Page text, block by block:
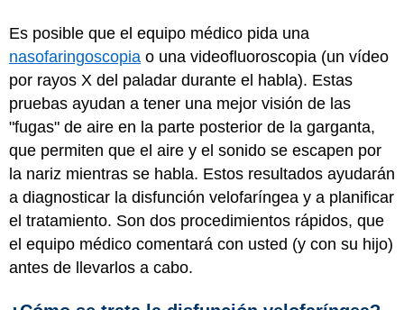
Es posible que el equipo médico pida una
nasofaringoscopia o una videofluoroscopia (un vídeo
por rayos X del paladar durante el habla). Estas
pruebas ayudan a tener una mejor visión de las
"fugas" de aire en la parte posterior de la garganta,
que permiten que el aire y el sonido se escapen por
la nariz mientras se habla. Estos resultados ayudarán
a diagnosticar la disfunción velofaríngea y a planificar
el tratamiento. Son dos procedimientos rápidos, que
el equipo médico comentará con usted (y con su hijo)
antes de llevarlos a cabo.